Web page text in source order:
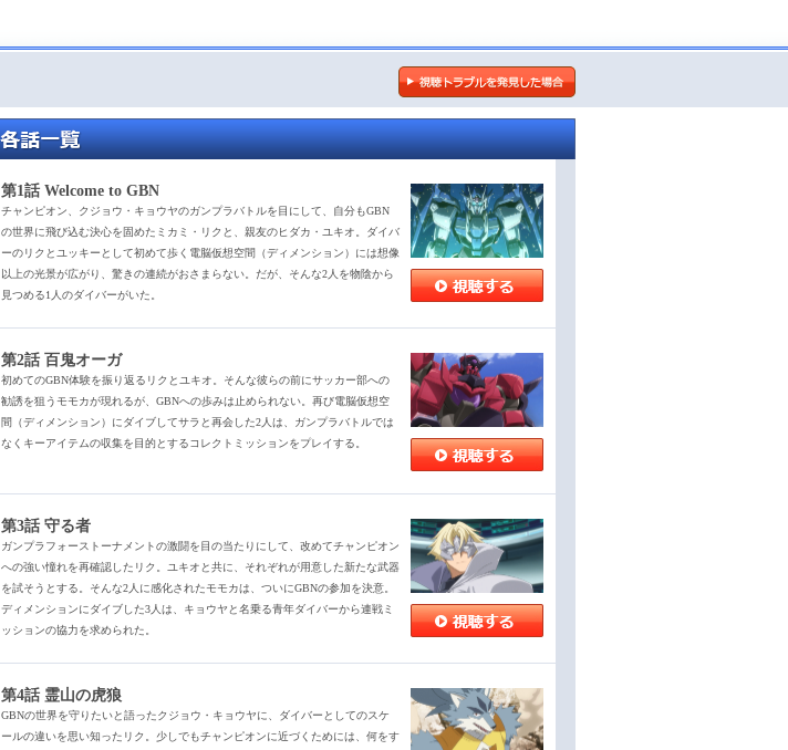
第1話 Welcome to GBN
チャンピオン、クジョウ・キョウヤのガンプラバトルを目にして、自分もGBN
の世界に飛び込む決心を固めたミカミ・リクと、親友のヒダカ・ユキオ。ダイバ
ーのリクとユッキーとして初めて歩く電脳仮想空間（ディメンション）には想像
以上の光景が広がり、驚きの連続がおさまらない。だが、そんな2人を物陰から
見つめる1人のダイバーがいた。
第2話 百鬼オーガ
初めてのGBN体験を振り返るリクとユキオ。そんな彼らの前にサッカー部への
勧誘を狙うモモカが現れるが、GBNへの歩みは止められない。再び電脳仮想空
間（ディメンション）にダイブしてサラと再会した2人は、ガンプラバトルでは
なくキーアイテムの収集を目的とするコレクトミッションをプレイする。
第3話 守る者
ガンプラフォーストーナメントの激闘を目の当たりにして、改めてチャンピオン
への強い憧れを再確認したリク。ユキオと共に、それぞれが用意した新たな武器
を試そうとする。そんな2人に感化されたモモカは、ついにGBNの参加を決意。
ディメンションにダイブした3人は、キョウヤと名乗る青年ダイバーから連戦ミ
ッションの協力を求められた。
第4話 霊山の虎狼
GBNの世界を守りたいと語ったクジョウ・キョウヤに、ダイバーとしてのスケ
ールの違いを思い知ったリク。少しでもチャンピオンに近づくためには、何をす